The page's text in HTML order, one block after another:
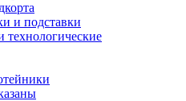
и подставки
технологические